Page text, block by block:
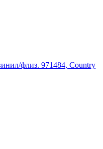
флиз. 971484, Country